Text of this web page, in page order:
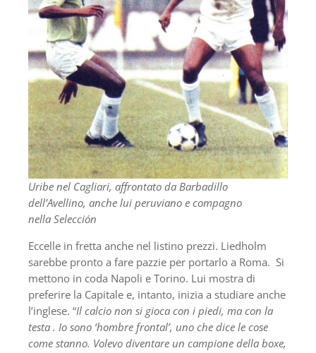
Uribe nel Cagliari, affrontato da Barbadillo
dell’Avellino, anche lui peruviano e compagno
nella Selección
Eccelle in fretta anche nel listino prezzi. Liedholm
sarebbe pronto a fare pazzie per portarlo a Roma. Si
mettono in coda Napoli e Torino. Lui mostra di
preferire la Capitale e, intanto, inizia a studiare anche
l’inglese. “Il calcio non si gioca con i piedi, ma con la
testa . Io sono ‘hombre frontal’, uno che dice le cose
come stanno. Volevo diventare un campione della boxe,